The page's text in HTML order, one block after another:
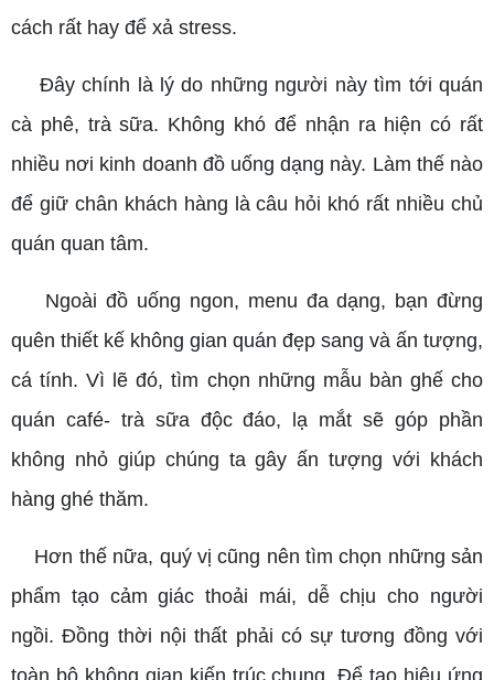
cách rất hay để xả stress.
Đây chính là lý do những người này tìm tới quán
cà phê, trà sữa. Không khó để nhận ra hiện có rất
nhiều nơi kinh doanh đồ uống dạng này. Làm thế nào
để giữ chân khách hàng là câu hỏi khó rất nhiều chủ
quán quan tâm.
Ngoài đồ uống ngon, menu đa dạng, bạn đừng
quên thiết kế không gian quán đẹp sang và ấn tượng,
cá tính. Vì lẽ đó, tìm chọn những mẫu bàn ghế cho
quán café- trà sữa độc đáo, lạ mắt sẽ góp phần
không nhỏ giúp chúng ta gây ấn tượng với khách
hàng ghé thăm.
Hơn thế nữa, quý vị cũng nên tìm chọn những sản
phẩm tạo cảm giác thoải mái, dễ chịu cho người
ngồi. Đồng thời nội thất phải có sự tương đồng với
toàn bộ không gian kiến trúc chung. Để tạo hiệu ứng